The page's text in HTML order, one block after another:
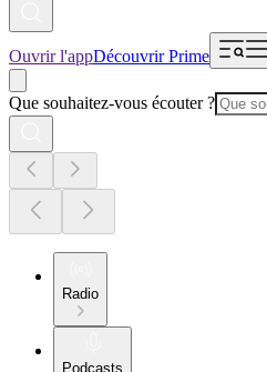
Ouvrir l'appDécouvrir Prime
Que souhaitez-vous écouter ?
Radio
Podcasts